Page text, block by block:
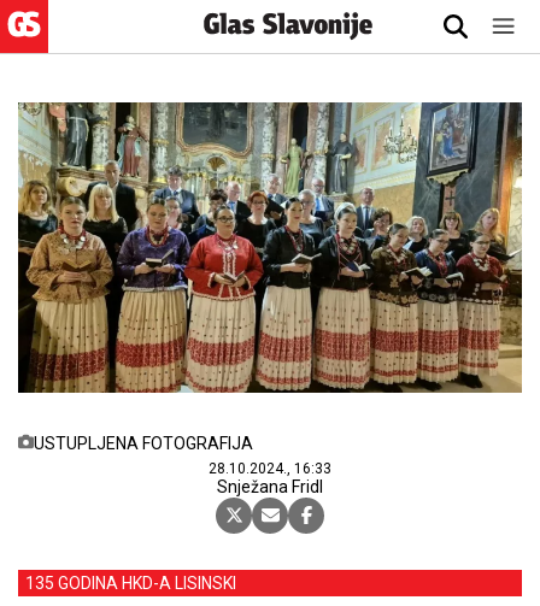
USTUPLJENA FOTOGRAFIJA
28.10.2024., 16:33
Snježana Fridl
135 GODINA HKD-A LISINSKI